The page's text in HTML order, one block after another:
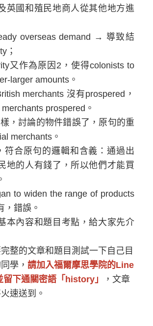
英國和殖民地商人從其他地方進
overseas demand → 導致結
；
又作為原因 2 ，使得colonists to
larger amounts 。
merchants 沒有prospered ，
prospered 。
，討論的物件錯誤了，原句的重
merchants 。
符合原句的邏輯和含義 ：通過出
地的人有錢了，所以他們才能買
to widen the range of products
，錯誤。
本內容和題目考點，給大家先介
整的文章和題目 測試一下自己目
學， 請加入福爾摩思學院的Line
下通關密語「 history 」
，文章
速送到。